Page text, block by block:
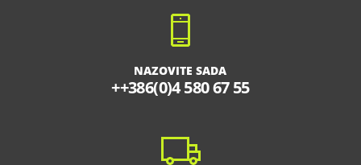
NAZOVITE SADA
++386(0)4 580 67 55